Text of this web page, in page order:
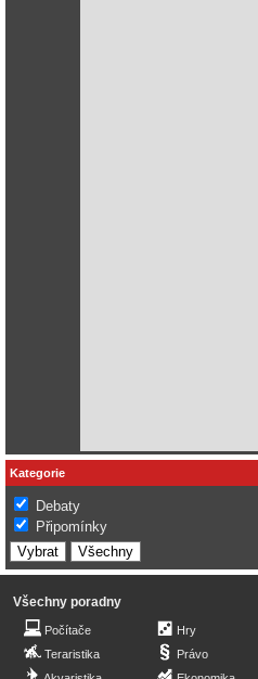
Kategorie
Debaty
Připomínky
Všechny poradny
Počítače
Teraristika
Hry
Právo